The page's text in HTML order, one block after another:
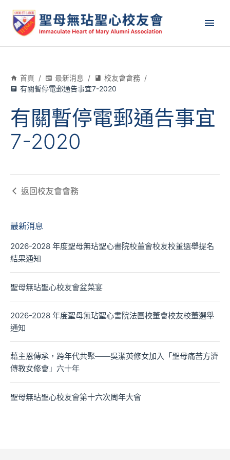
首頁 / 最新消息 / 校友會會務 /
有關暫停電郵通告事宜7-2020
有關暫停電郵通告事宜
7-2020
返回校友會會務
最新消息
2026-2028 年度聖母無玷聖心書院校董會校友校董選舉提名
結果通知
聖母無玷聖心校友會盆菜宴
2026-2028 年度聖母無玷聖心書院法團校董會校友校董選舉
通知
藉主恩傳承，跨年代共聚——吳潔英修女加入「聖母痛苦方濟
傳教女修會」六十年
聖母無玷聖心校友會第十六次周年大會